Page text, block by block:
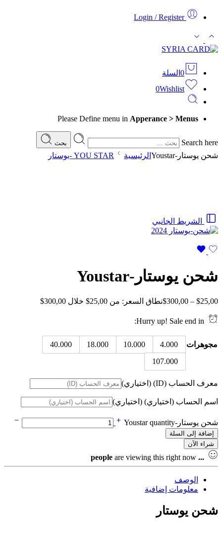
Login / Register
0 السلة
0Wishlist
Please Define menu in Apperance > Menus
Search here بحث
شحن يوستار-Youstar الرئيسية YOU STAR -يوستار
الشريط الجانبي
شحن يوستار-Youstar
$25,00
–
$300,00 نطاق السعر: من ⁦$25,00⁩ خلال ⁦$300,00⁩
مجوهرات 4.000
10.000
18.000
40.000
107.000
معرف الحساب (ID) (اختياري)
اسم الحساب (اختياري) (اختياري)
شحن يوستار-Youstar quantity
إضافة إلى السلة
شراء الآن
...
people are viewing this right now
الوصف
معلومات إضافية
شحن يوستار